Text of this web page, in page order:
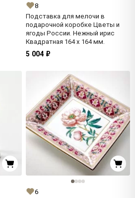
8
Подставка для мелочи в
подарочной коробке Цветы и
ягоды России. Нежный ирис
Квадратная 164 x 164 мм.
5 004 ₽
6